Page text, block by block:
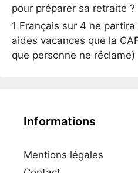
pour préparer sa retraite ?
1 Français sur 4 ne
aides vacances que la
que personne ne réclame)
Informations
Mentions légales